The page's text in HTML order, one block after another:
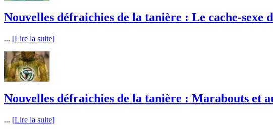
Nouvelles défraichies de la tanière : Le cache-sexe
... [Lire la suite]
Nouvelles défraichies de la tanière : Marabouts et
... [Lire la suite]